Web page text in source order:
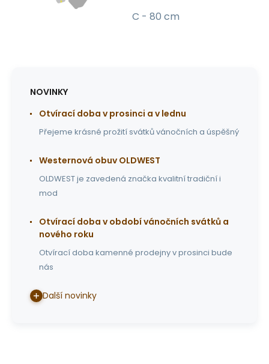
C - 80 cm
NOVINKY
Otvírací doba v prosinci a v lednu
Přejeme krásné prožití svátků vánočních a úspěšný
Westernová obuv OLDWEST
OLDWEST je zavedená značka kvalitní tradiční i
mod
Otvírací doba v období vánočních svátků a
nového roku
Otvírací doba kamenné prodejny v prosinci bude
nás
Další novinky